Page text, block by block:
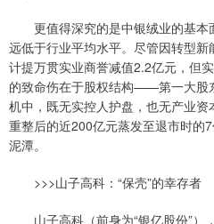
更值得深究的是中银绒业的基本
远低于行业平均水平。尽管因转型
计提万贯实业商誉减值2.2亿元，但
的致命伤在于股权结构——第一大股
机中，既无实控人护盘，也无产业
重整后的近200亿元蒸发至退市时的
泥潭。
>>>山子高科：“保壳”的幸存者
山子高科（前身为“银亿股份”）